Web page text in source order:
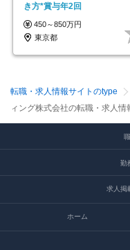
き方*賞与年2回
450～850万円
東京都
転職・求人情報サイトのtype
ィング株式会社の転職・求人情
勤
求人掲
ホーム